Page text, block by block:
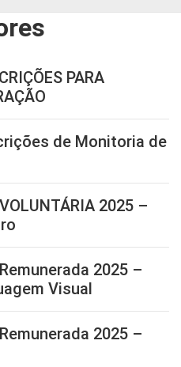
PARA
de Monitoria de
2025 –
2025 –
Visual
2025 –